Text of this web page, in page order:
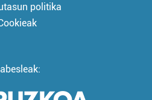
politika